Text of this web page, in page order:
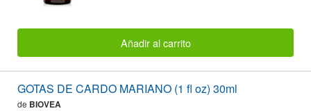
Añadir al carrito
GOTAS DE CARDO MARIANO (1 fl oz) 30ml
de BIOVEA